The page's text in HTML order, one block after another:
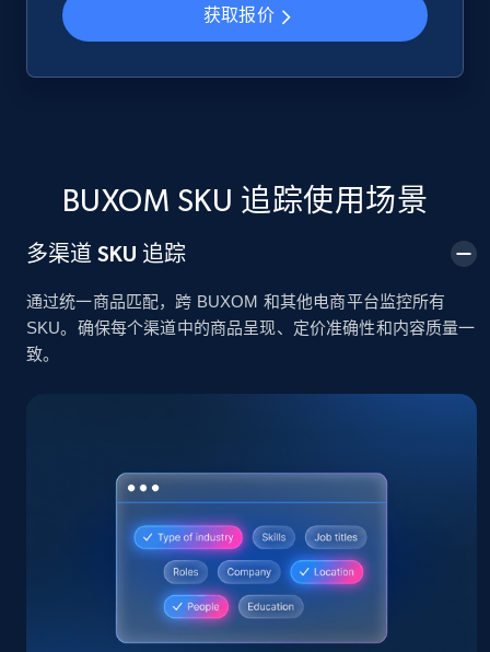
2.4K+ 202+ 立即开始
Google Shopping - collects products from
web using keywords
Rating, Reviews count, Images, Variations, and
2.4K+ 202+ 立即开始
Home Depot US
URL, Domain, Country code, Model number,
Sku, Product id, Product name, Manufacturer,
获取报价
BUXOM SKU 追踪使用场景
多渠道 SKU 追踪
通过统一商品匹配，跨 BUXOM 和其他电商平台监控所有
SKU。确保每个渠道中的商品呈现、定价准确性和内容质量一
致。